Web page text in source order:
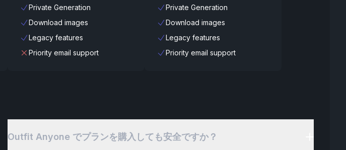
Private Generation
Download images
Legacy features
Priority email support
Private Generation
Download images
Legacy features
Priority email support
Outfit Anyone でプランを購入しても安全ですか？